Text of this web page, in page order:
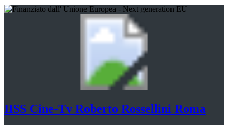
IISS Cine-Tv Roberto Rossellini Roma